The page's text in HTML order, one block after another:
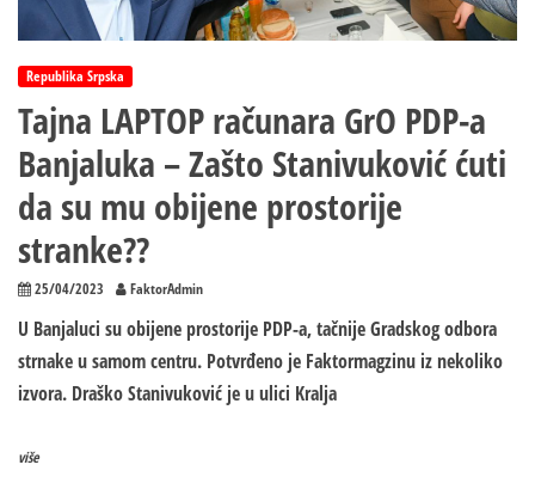
Republika Srpska
Tajna LAPTOP računara GrO PDP-a
Banjaluka – Zašto Stanivuković ćuti
da su mu obijene prostorije
stranke??
25/04/2023 FaktorAdmin
U Banjaluci su obijene prostorije PDP-a, tačnije Gradskog odbora
strnake u samom centru. Potvrđeno je Faktormagzinu iz nekoliko
izvora. Draško Stanivuković je u ulici Kralja
više